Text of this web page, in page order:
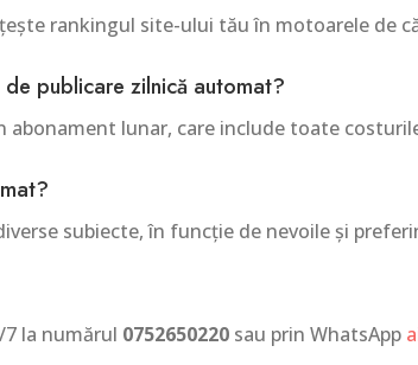
rankingul site-ului tău în motoarele de
publicare zilnică automat?
lunar, care include toate
subiecte, în funcție de nevoile și
la numărul 0752650220 sau prin WhatsApp